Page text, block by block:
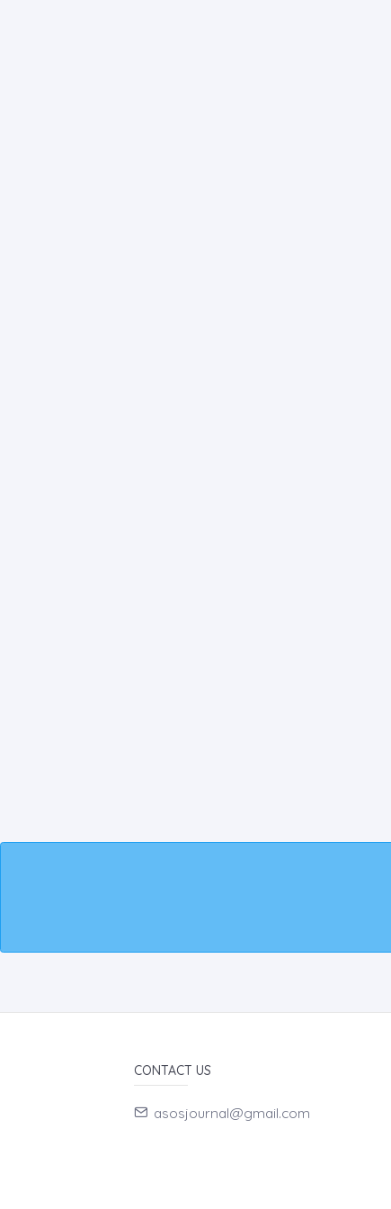
CONTACT US
asosjournal@gmail.com